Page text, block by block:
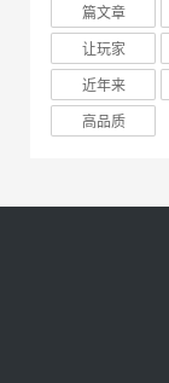
篇文章
让玩家
近年来
高品质